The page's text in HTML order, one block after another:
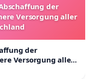
der
Versorgung aller
der
Versorgung aller